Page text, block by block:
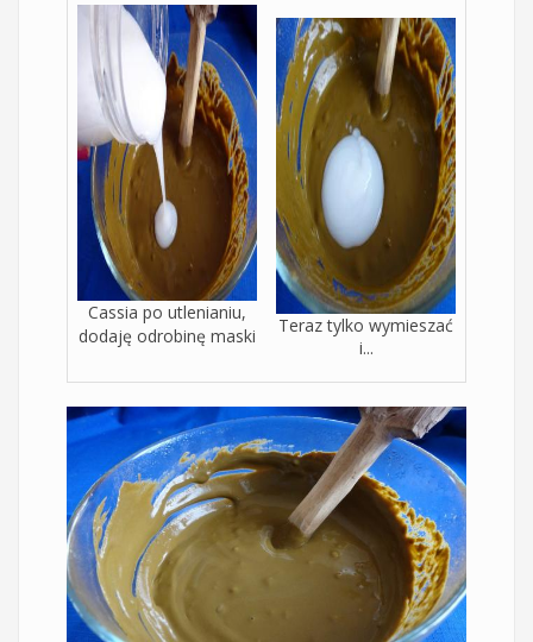
Cassia po utlenianiu,
dodaję odrobinę maski
Teraz tylko wymieszać
i...